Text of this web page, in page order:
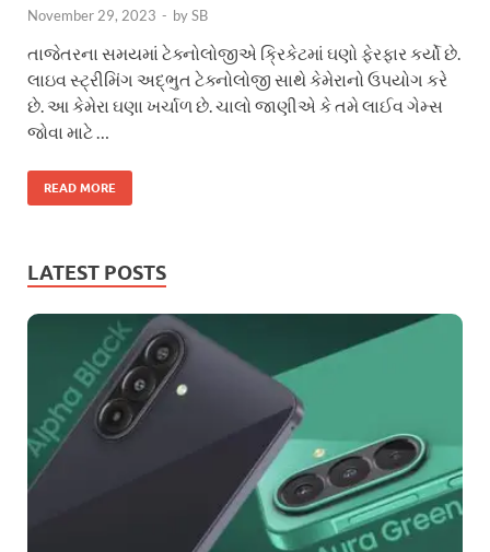
November 29, 2023 - bySB
તાજેતરના સમયમાં ટેક્નોલોજીએ ક્રિકેટમાં ઘણો ફેરફાર કર્યો છે.
લાઇવ સ્ટ્રીમિંગ અદ્ભુત ટેક્નોલોજી સાથે કેમેરાનો ઉપયોગ કરે
છે. આ કેમેરા ઘણા ખર્ચાળ છે. ચાલો જાણીએ કે તમે લાઈવ ગેમ્સ
જોવા માટે …
READ MORE
LATEST POSTS